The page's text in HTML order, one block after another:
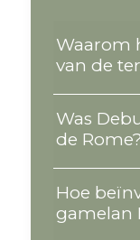
Waarom
van de
Was
de Rome?
Hoe
gamelan